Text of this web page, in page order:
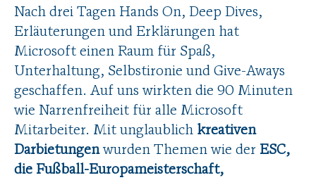
Nach drei Tagen Hands On, Deep Dives,
Erläuterungen und Erklärungen hat
Microsoft einen Raum für Spaß,
Unterhaltung, Selbstironie und Give-Aways
geschaffen. Auf uns wirkten die 90 Minuten
wie Narrenfreiheit für alle Microsoft
Mitarbeiter. Mit unglaublich kreativen
Darbietungenwurden Themen wie der ESC,
die Fußball-Europameisterschaft,